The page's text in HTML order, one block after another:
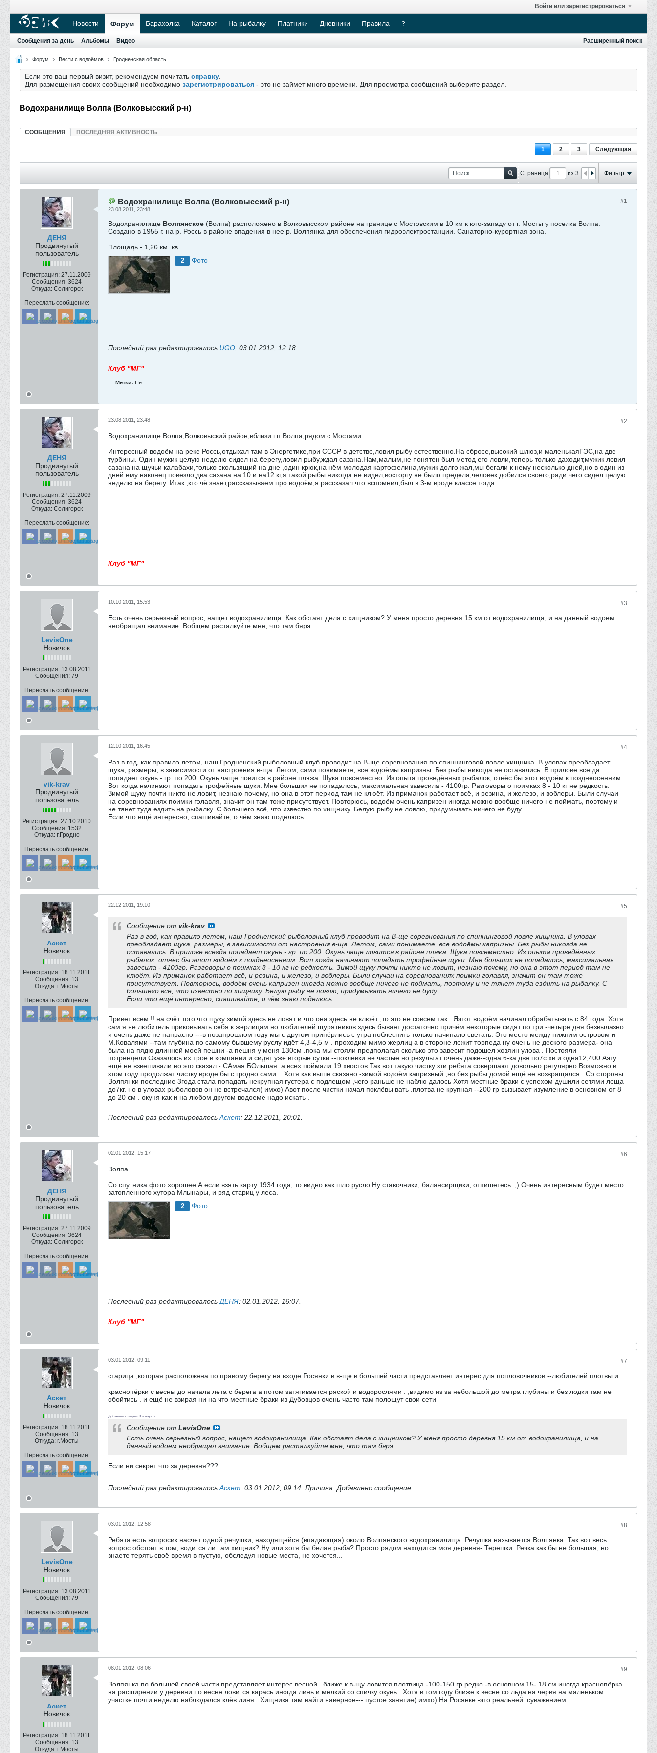
Войти или зарегистрироваться
Новости Форум Барахолка Каталог На рыбалку Платники Дневники Правила ?
Сообщения за день Альбомы Видео Расширенный поиск
Форум Вести с водоёмов Гродненская область
Если это ваш первый визит, рекомендуем почитать справку
Для размещения своих сообщений необходимо зарегистрироваться - это не займет много времени. Для просмотра сообщений выберите раздел.
Водохранилище Волпа (Волковысский р-н)
СООБЩЕНИЯ ПОСЛЕДНЯЯ АКТИВНОСТЬ
1 2 3 Следующая
Страница из 3 Фильтр
ДЕНЯ
Продвинутый
пользователь
Регистрация: 27.11.2009
Сообщения: 3624
Откуда: Солигорск
Переслать сообщение:
#1
Водохранилище Волпа (Волковысский р-н)
23.08.2011, 23:48
Водохранилище Волпянское (Волпа) расположено в Волковысском районе на границе с Мостовским в 10 км к юго-западу от г. Мосты у поселка Волпа.
Создано в 1955 г. на р. Россь в районе впадения в нее р. Волпянка для обеспечения гидроэлектростанции. Санаторно-курортная зона.
Площадь - 1,26 км. кв.
2 Фото
Последний раз редактировалось UGO; 03.01.2012, 12:18
Клуб "МГ"
Метки: Нет
ДЕНЯ
Продвинутый
пользователь
Регистрация: 27.11.2009
Сообщения: 3624
Откуда: Солигорск
Переслать сообщение:
#2
23.08.2011, 23:48
Водохранилище Волпа,Волковыский район,вблизи г.п.Волпа,рядом с Мостами
Интересный водоём на реке Россь,отдыхал там в Энергетике,при СССР в детстве,ловил рыбу естественно.На сбросе,высокий шлюз,и маленькаяГЭС,на две
турбины. Один мужик целую неделю сидел на берегу,ловил рыбу,ждал сазана.Нам,малым,не понятен был метод его ловли,теперь только даходит,мужик ловил
сазана на щучьи калабахи,только скользящий на дне ,один крюк,на нём молодая картофелина,мужик долго жал,мы бегали к нему несколько дней,но в один из
дней ему наконец повезло,два сазана на 10 и на12 кг,я такой рыбы никогда не видел,восторгу не было предела,человек добился своего,ради чего сидел целую
неделю на берегу. Итак ,кто чё знает,рассказываем про водоём,я рассказал что вспомнил,был в 3-м вроде классе тогда.
Клуб "МГ"
LevisOne
Новичок
Регистрация: 13.08.2011
Сообщения: 79
Переслать сообщение:
#3
10.10.2011, 15:53
Есть очень серьезный вопрос, нащет водохранилища. Как обстаят дела с хищником? У меня просто деревня 15 км от водохранилища, и на данный водоем
необращал внимание. Вобщем расталкуйте мне, что там бярэ...
vik-krav
Продвинутый
пользователь
Регистрация: 27.10.2010
Сообщения: 1532
Откуда: г.Гродно
Переслать сообщение:
#4
12.10.2011, 16:45
Раз в год, как правило летом, наш Гродненский рыболовный клуб проводит на В-ще соревнования по спиннинговой ловле хищника. В уловах преобладает
щука, размеры, в зависимости от настроения в-ща. Летом, сами понимаете, все водоёмы капризны. Без рыбы никогда не оставались. В прилове всегда
попадает окунь - гр. по 200. Окунь чаще ловится в районе пляжа. Щука повсеместно. Из опыта проведённых рыбалок, отнёс бы этот водоём к позднеосенним.
Вот когда начинают попадать трофейные щуки. Мне больших не попадалось, максимальная завесила - 4100гр. Разговоры о поимках 8 - 10 кг не редкость.
Зимой щуку почти никто не ловит, незнаю почему, но она в этот период там не клюёт. Из приманок работает всё, и резина, и железо, и воблеры. Были случаи
на соревнованиях поимки голавля, значит он там тоже присутствует. Повторюсь, водоём очень капризен иногда можно вообще ничего не поймать, поэтому и
не тянет туда ездить на рыбалку. С большего всё, что известно по хищнику. Белую рыбу не ловлю, придумывать ничего не буду.
Если что ещё интересно, спашивайте, о чём знаю поделюсь.
Аскет
Новичок
Регистрация: 18.11.2011
Сообщения: 13
Откуда: г.Мосты
Переслать сообщение:
#5
22.12.2011, 19:10
Сообщение от vik-krav
Раз в год, как правило летом, наш Гродненский рыболовный клуб проводит на В-ще соревнования по спиннинговой ловле хищника. В уловах
преобладает щука, размеры, в зависимости от настроения в-ща. Летом, сами понимаете, все водоёмы капризны. Без рыбы никогда не
оставались. В прилове всегда попадает окунь - гр. по 200. Окунь чаще ловится в районе пляжа. Щука повсеместно. Из опыта проведённых
рыбалок, отнёс бы этот водоём к позднеосенним. Вот когда начинают попадать трофейные щуки. Мне больших не попадалось, максимальная
завесила - 4100гр. Разговоры о поимках 8 - 10 кг не редкость. Зимой щуку почти никто не ловит, незнаю почему, но она в этот период там не
клюёт. Из приманок работает всё, и резина, и железо, и воблеры. Были случаи на соревнованиях поимки голавля, значит он там тоже
присутствует. Повторюсь, водоём очень капризен иногда можно вообще ничего не поймать, поэтому и не тянет туда ездить на рыбалку. С
большего всё, что известно по хищнику. Белую рыбу не ловлю, придумывать ничего не буду.
Если что ещё интересно, спашивайте, о чём знаю поделюсь.
Привет всем !! на счёт того что щуку зимой здесь не ловят и что она здесь не клюёт ,то это не совсем так . Яэтот водоём начинал обрабатывать с 84 года .Хотя
сам я не любитель приковывать себя к жерлицам но любителей щурятников здесь бывает достаточно причём некоторые сидят по три -четыре дня безвылазно
и очень даже не напрасно ---в позапрошлом году мы с другом припёрлись с утра поблеснить только начинало светать. Это место между нижним островом и
М.Ковалями --там глубина по самому бывшему руслу идёт 4,3-4,5 м . проходим мимо жерлиц а в стороне лежит торпеда ну очень не деского размера- она
была на пядю длинней моей пешни -а пешня у меня 130см .пока мы стояли предполагая сколько это завесит подошел хозяин улова . Постояли
потрендели.Оказалось их трое в компании и сидят уже вторые сутки --поклевки не частые но результат очень даже--одна 6-ка две по7с хв и одна12,400 Аэту
ещё не взвешивали но это сказал - САмая БОльшая .а всех поймали 19 хвостов.Так вот такую чистку зти ребята совершают довольно регулярно Возможно в
зтом году продолжат чистку вроде бы с гродно сами... Хотя как выше сказано -зимой водоём капризный ,но без рыбы домой ещё не возвращался . Со стороны
Волпянки последние 3года стала попадать некрупная густера с подлещом ,чего раньше не наблю далось Хотя местные браки с успехом душили сетями леща
до7кг. но в уловах рыболовов он не встречался( имхо) Авот после чистки начал поклёвы вать .плотва не крупная --200 гр вызывает изумление в основном от 8
до 20 см . окуня как и на любом другом водоеме надо искать .
Последний раз редактировалось Аскет; 22.12.2011, 20:01
ДЕНЯ
Продвинутый
пользователь
Регистрация: 27.11.2009
Сообщения: 3624
Откуда: Солигорск
Переслать сообщение:
#6
02.01.2012, 15:17
Волпа
Со спутника фото хорошее.А если взять карту 1934 года, то видно как шло русло.Ну ставочники, балансирщики, отпишетесь .;) Очень интересным будет место
затопленного хутора Млынары, и ряд стариц у леса.
2 Фото
Последний раз редактировалось ДЕНЯ; 02.01.2012, 16:07.
Клуб "МГ"
Аскет
Новичок
Регистрация: 18.11.2011
Сообщения: 13
Откуда: г.Мосты
Переслать сообщение:
#7
03.01.2012, 09:11
старица ,которая расположена по правому берегу на входе Росянки в в-ще в большей части представляет интерес для попловочников --любителей плотвы и
краснопёрки с весны до начала лета с берега а потом затягивается ряской и водорослями . ,видимо из за небольшой до метра глубины и без лодки там не
обойтись . и ещё не взирая ни на что местные браки из Дубовцов очень часто там полощут свои сети
Добавлено через 3 минуты
Сообщение от LevisOne
Есть очень серьезный вопрос, нащет водохранилища. Как обстаят дела с хищником? У меня просто деревня 15 км от водохранилища, и на
данный водоем необращал внимание. Вобщем расталкуйте мне, что там бярэ...
Если ни секрет что за деревня???
Последний раз редактировалось Аскет; 03.01.2012, 09:14 Причина: Добавлено сообщение
LevisOne
Новичок
Регистрация: 13.08.2011
Сообщения: 79
Переслать сообщение:
#8
03.01.2012, 12:58
Ребята есть вопросик насчет одной речушки, находящейся (впадающая) около Волпянского водохранилища. Речушка называется Волпянка. Так вот весь
вопрос обстоит в том, водится ли там хищник? Ну или хотя бы белая рыба? Просто рядом находится моя деревня- Терешки. Речка как бы не большая, но
знаете терять своё время в пустую, обследуя новые места, не хочется...
Аскет
Новичок
Регистрация: 18.11.2011
Сообщения: 13
Откуда: г.Мосты
#9
08.01.2012, 08:06
Волпянка по большей своей части представляет интерес весной . ближе к в-щу ловится плотвица -100-150 гр редко -в основном 15- 18 см иногда краснопёрка .
на расширении у деревни по весне ловится карась иногда линь и мелкий со спичку окунь . Хотя в том году ближе к весне со льда на червя на маленьком
участке почти неделю наблюдался клёв линя . Хищника там найти наверное--- пустое занятие( имхо) На Росянке -это реальней. суважением ....